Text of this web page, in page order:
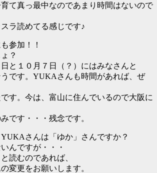
て真っ最中なのであまり時間はないので
ラ読めてる感じです♪
参加！！
？
と１０月７日（？）にはみなさんと
です。YUKAさんも時間があれば、ぜ
す。今は、富山に住んでいるので大阪に
です・・・残念です。
さんは「ゆか」さんですか？
んですが・・・
読むのであれば、
変更をお願いします。